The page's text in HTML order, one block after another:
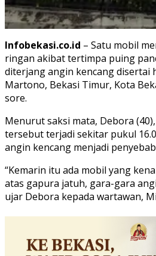
Infobekasi.co.id – Satu mobil
ringan akibat tertimpa puing
diterjang angin kencang disertai
Martono, Bekasi Timur, Kota
sore.
Menurut saksi mata, Debora
tersebut terjadi sekitar pukul
angin kencang menjadi
“Kemarin itu ada mobil yang
atas gapura jatuh, gara-gara
ujar Debora kepada wartawan,